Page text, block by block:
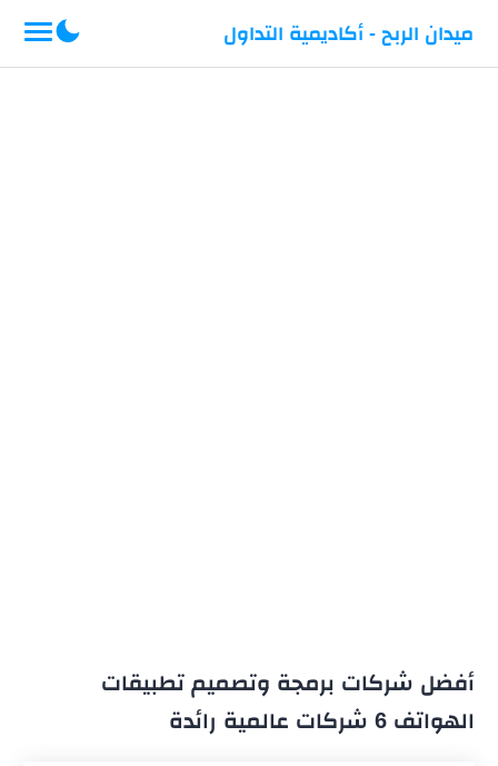
ميدان الربح - أكاديمية التداول
أفضل شركات برمجة وتصميم تطبيقات
الهواتف 6 شركات عالمية رائدة